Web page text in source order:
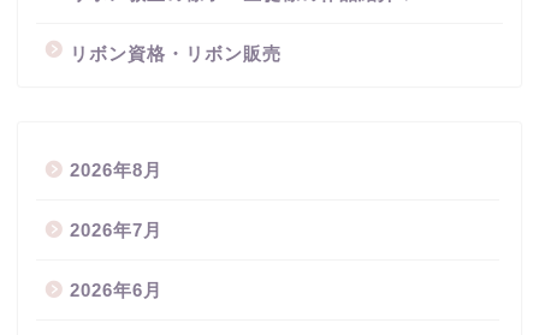
リボン資格・リボン販売
2026年8月
2026年7月
2026年6月